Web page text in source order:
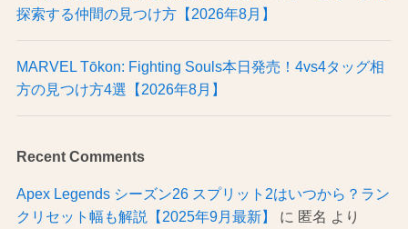
探索する仲間の見つけ方【2026年8月】
MARVEL Tōkon: Fighting Souls本日発売！4vs4タッグ相
方の見つけ方4選【2026年8月】
Recent Comments
Apex Legends シーズン26 スプリット2はいつから？ラン
クリセット幅も解説【2025年9月最新】
に 匿名 より